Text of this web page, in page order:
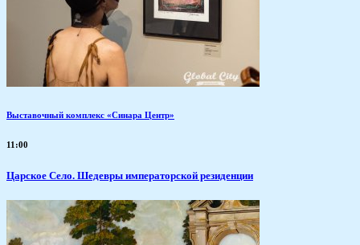
Выставочный комплекс «Синара Центр»
11:00
Царское Село. Шедевры императорской резиденции